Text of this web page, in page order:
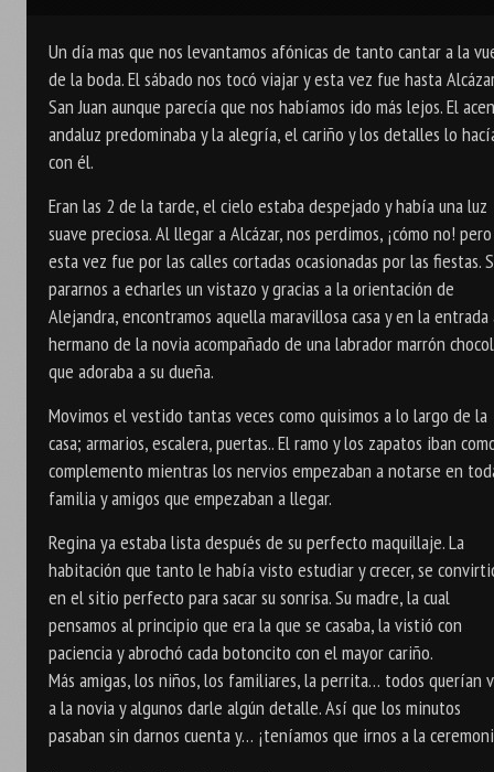
Un día mas que nos levantamos afónicas de tanto cantar a la
de la boda. El sábado nos tocó viajar y esta vez fue hasta
San Juan aunque parecía que nos habíamos ido más lejos. El
andaluz predominaba y la alegría, el cariño y los detalles lo
con él.
Eran las 2 de la tarde, el cielo estaba despejado y había una luz
suave preciosa. Al llegar a Alcázar, nos perdimos, ¡cómo no! pero
esta vez fue por las calles cortadas ocasionadas por las fiestas.
pararnos a echarles un vistazo y gracias a la orientación de
Alejandra, encontramos aquella maravillosa casa y en la entrada
hermano de la novia acompañado de una labrador marrón
que adoraba a su dueña.
Movimos el vestido tantas veces como quisimos a lo largo de la
casa; armarios, escalera, puertas.. El ramo y los zapatos iban
complemento mientras los nervios empezaban a notarse en
familia y amigos que empezaban a llegar.
Regina ya estaba lista después de su perfecto maquillaje. La
habitación que tanto le había visto estudiar y crecer, se
en el sitio perfecto para sacar su sonrisa. Su madre, la cual
pensamos al principio que era la que se casaba, la vistió con
paciencia y abrochó cada botoncito con el mayor cariño.
Más amigas, los niños, los familiares, la perrita… todos querían
a la novia y algunos darle algún detalle. Así que los minutos
pasaban sin darnos cuenta y… ¡teníamos que irnos a la